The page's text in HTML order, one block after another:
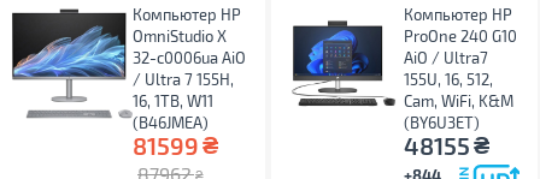
Компьютер HP
OmniStudio X
32-c0006ua AiO
/ Ultra 7 155H,
16, 1TB, W11
(B46JMEA)
81599₴
87962 ₴
Компьютер HP
ProOne 240 G10
AiO / Ultra7
155U, 16, 512,
Cam, WiFi, K&M
(BY6U3ET)
48155₴
+844